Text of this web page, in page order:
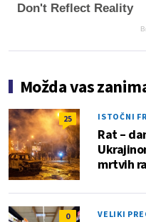
Don't Reflect Reality
Možda vas
25 ISTOČNI
Rat –
mrtvih
0 VELIKI